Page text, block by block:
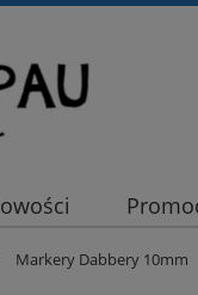
Markery Dabbery 10mm